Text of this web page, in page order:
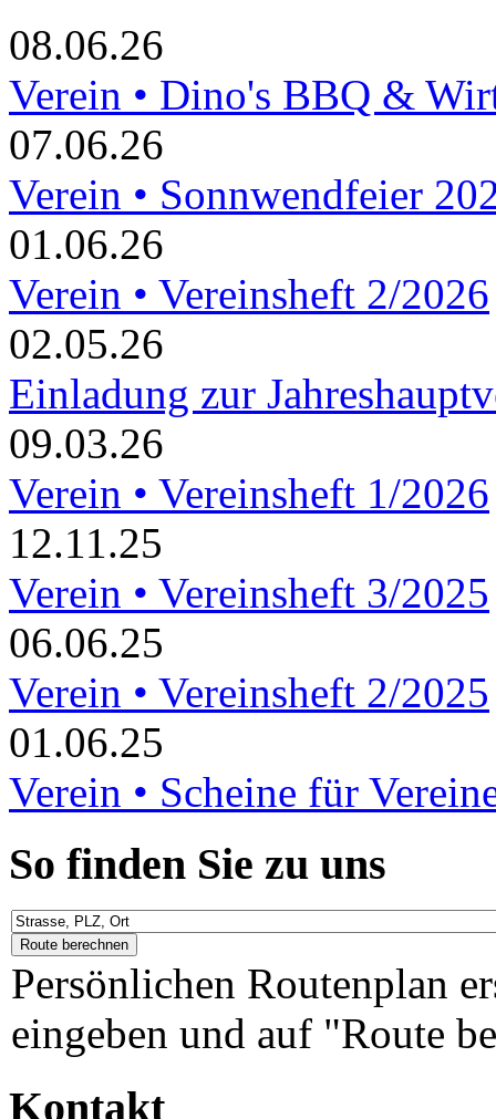
08.06.26
Verein • Dino's BBQ &
07.06.26
Verein • Sonnwendfeier
01.06.26
Verein • Vereinsheft 2/2026
02.05.26
Einladung zur
09.03.26
Verein • Vereinsheft 1/2026
12.11.25
Verein • Vereinsheft 3/2025
06.06.25
Verein • Vereinsheft 2/2025
01.06.25
Verein • Scheine für
So finden Sie zu uns
Persönlichen Routenplan
eingeben und auf "Route
Kontakt